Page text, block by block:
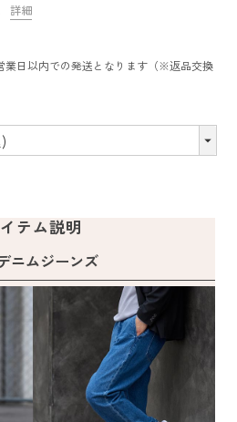
詳細
業日以内での発送となります（※返品交換
テム説明
ニムジーンズ